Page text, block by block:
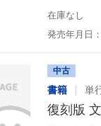
在庫なし
発売年月日
中古
書籍 単
復刻版